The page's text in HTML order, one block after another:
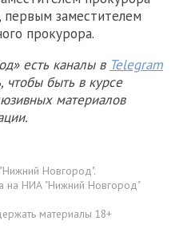
первым заместителем
прокурора.
есть каналы в Telegram
чтобы быть в курсе
материалов
Новгород".
на НИА "Нижний Новгород"
материалы 18+